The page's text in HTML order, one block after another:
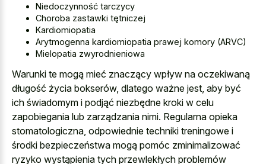
Niedoczynność tarczycy
Choroba zastawki tętniczej
Kardiomiopatia
Arytmogenna kardiomiopatia prawej komory (ARVC)
Mielopatia zwyrodnieniowa
Warunki te mogą mieć znaczący wpływ na oczekiwaną
długość życia bokserów, dlatego ważne jest, aby być
ich świadomym i podjąć niezbędne kroki w celu
zapobiegania lub zarządzania nimi. Regularna opieka
stomatologiczna, odpowiednie techniki treningowe i
środki bezpieczeństwa mogą pomóc zminimalizować
ryzyko wystąpienia tych przewlekłych problemów